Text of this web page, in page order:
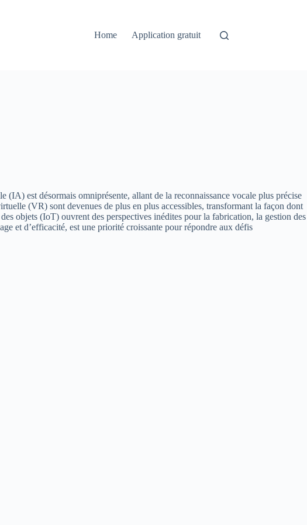
Home Application gratuit
est désormais omniprésente, allant de la reconnaissance vocale plus précise
(VR) sont devenues de plus en plus accessibles, transformant la façon dont
objets (IoT) ouvrent des perspectives inédites pour la fabrication, la gestion des
et d’efficacité, est une priorité croissante pour répondre aux défis